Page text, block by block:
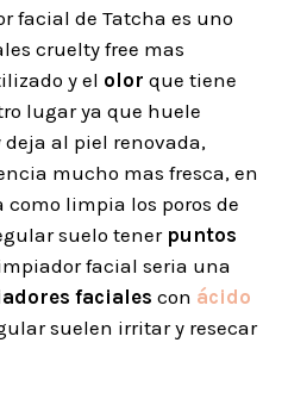
facial de Tatcha es uno
cruelty free mas
y el olor que tiene
lugar ya que huele
al piel renovada,
mucho mas fresca, en
limpia los poros de
suelo tener puntos
facial seria una
faciales con ácido
suelen irritar y resecar